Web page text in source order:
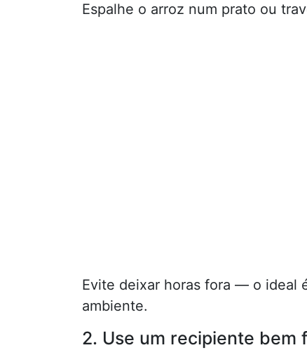
Espalhe o arroz num prato ou
Evite deixar horas fora — o ideal
ambiente.
2. Use um recipiente bem